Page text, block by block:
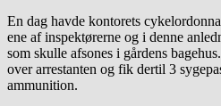
En dag havde kontorets
ene af inspektørerne og i denne
som skulle afsones i gårdens
over arrestanten og fik dertil 3
ammunition.